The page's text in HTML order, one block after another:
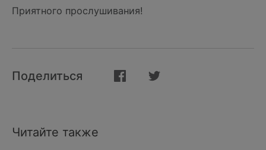
Приятного прослушивания!
Поделиться
Читайте также